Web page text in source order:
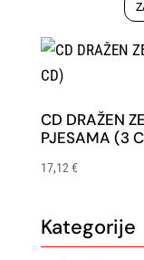
CD DRAŽEN
PJESAMA (3
17,12 €
Kategorije